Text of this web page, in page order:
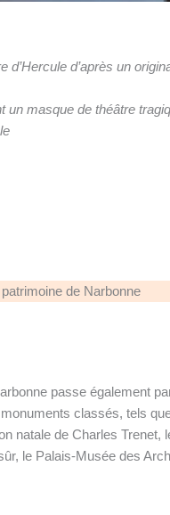
d’Hercule d’après un
un masque de théâtre
de Narbonne
passe également
classés, tels
natale de Charles Trenet,
le Palais-Musée des